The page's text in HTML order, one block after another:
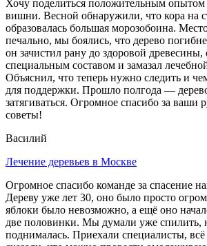
Хочу поделиться положительным
вишни. Весной обнаружили, что кора на
образовалась большая морозобоина.
печально, мы боялись, что дерево
он зачистил рану до здоровой древесины,
специальным составом и замазал
Объяснил, что теперь нужно следить и
для поддержки. Прошло полгода —
затягиваться. Огромное спасибо за ваши
советы!
Василий
Лечение деревьев в Москве
Огромное спасибо команде за спасение
Дереву уже лет 30, оно было просто
яблоки было невозможно, а ещё оно
две половинки. Мы думали уже спилить,
поднималась. Приехали специалисты,